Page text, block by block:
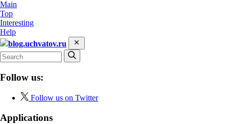
Main
Top
Interesting
Help
blog.uchvatov.ru
Follow us:
Follow us on Twitter
Applications